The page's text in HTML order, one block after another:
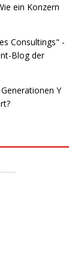
ein Konzern
Consultings" -
Blog der
Y